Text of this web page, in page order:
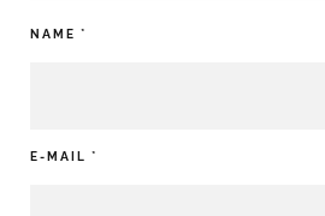
NAME *
E-MAIL *